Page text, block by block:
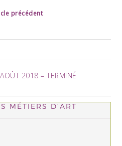
précédent
2018 – TERMINÉ
MÉTIERS D’ART